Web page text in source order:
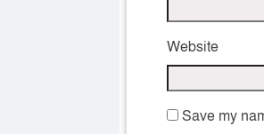
Website
Save my